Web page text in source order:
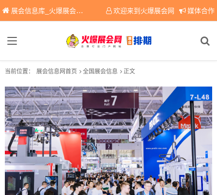
展会信息库_火爆展会网免费展会信息查询平台，提供专业会展服务！ 欢迎来到火爆展会网 媒体合作
当前位置： 展会信息网首页 全国展会信息 正文